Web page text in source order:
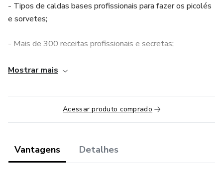
- Tipos de caldas bases profissionais para fazer os picolés
e sorvetes;
- Mais de 300 receitas profissionais e secretas;
- Para que serve cada produto utilizado na fabricação;
- Máquinas e utensílios para fabricação de picolé;
Mostrar mais
Acessar produto comprado
Vantagens Detalhes